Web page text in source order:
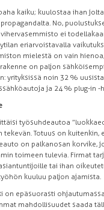
kaiku; kuulostaa ihan
No,
ei
eriarvoistavalla
mielestä on vain
on paljon
yrityksissä noin 32 % uusista
ja 24 % plug-in -
työsuhdeautoa
Totuus on kuitenkin,
on palkanosan korvike,
toimeen tulevia. Firmat
tai ihan
kuuluu paljon ajamista.
on epäsuorasti
mahdollisuudet saada